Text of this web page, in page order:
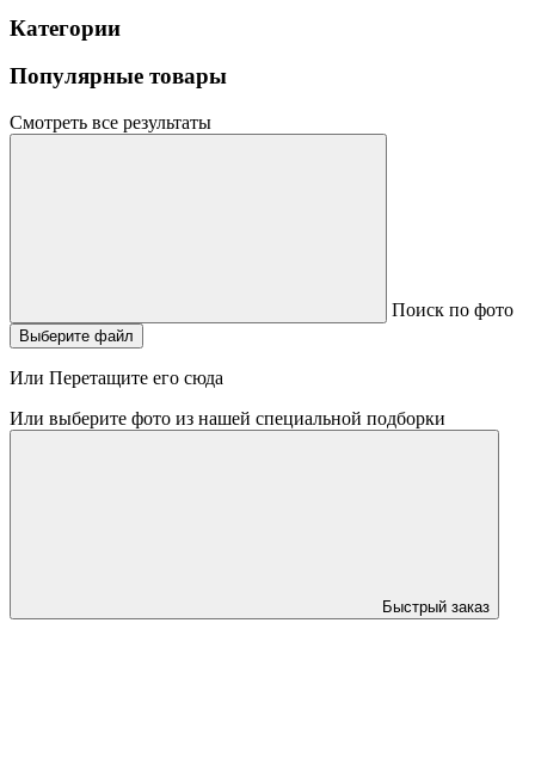
Категории
Популярные товары
Смотреть все результаты
Поиск по фото
Выберите файл
Или Перетащите его сюда
Или выберите фото из нашей специальной подборки
Быстрый заказ